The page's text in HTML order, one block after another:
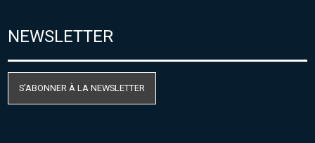
NEWSLETTER
S'ABONNER À LA NEWSLETTER